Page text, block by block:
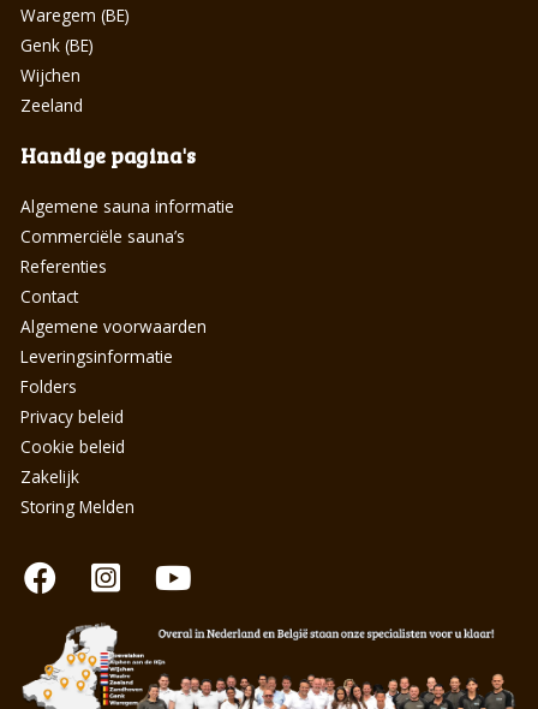
Waregem (BE)
Genk (BE)
Wijchen
Zeeland
Handige pagina's
Algemene sauna informatie
Commerciële sauna’s
Referenties
Contact
Algemene voorwaarden
Leveringsinformatie
Folders
Privacy beleid
Cookie beleid
Zakelijk
Storing Melden